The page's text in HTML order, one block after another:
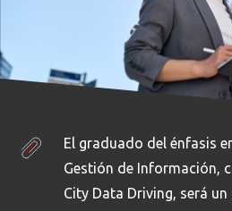
El graduado del énfasis
Gestión de Información,
City Data Driving, será